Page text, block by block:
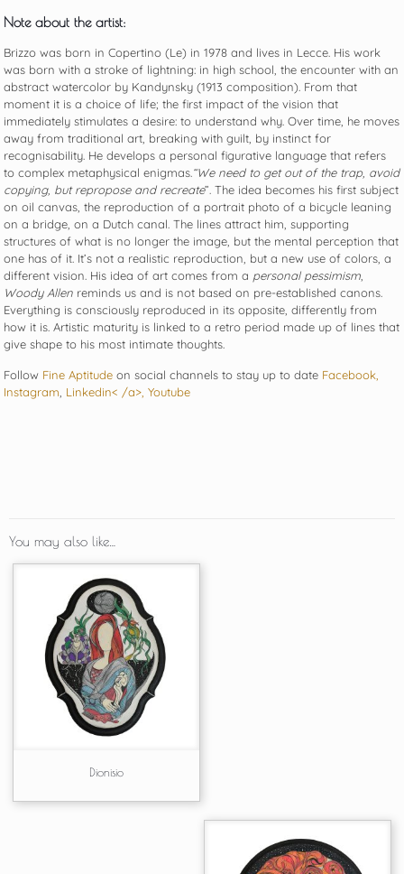
Note about the artist:
Brizzo was born in Copertino (Le) in 1978 and lives in Lecce. His work
was born with a stroke of lightning: in high school, the encounter with an
abstract watercolor by Kandynsky (1913 composition). From that
moment it is a choice of life; the first impact of the vision that
immediately stimulates a desire: to understand why. Over time, he moves
away from traditional art, breaking with guilt, by instinct for
recognisability. He develops a personal figurative language that refers
to complex metaphysical enigmas.“We need to get out of the trap, avoid
copying, but repropose and recreate”. The idea becomes his first subject
on oil canvas, the reproduction of a portrait photo of a bicycle leaning
on a bridge, on a Dutch canal. The lines attract him, supporting
structures of what is no longer the image, but the mental perception that
one has of it. It’s not a realistic reproduction, but a new use of colors, a
different vision. His idea of ​​art comes from a personal pessimism,
Woody Allen reminds us and is not based on pre-established canons.
Everything is consciously reproduced in its opposite, differently from
how it is. Artistic maturity is linked to a retro period made up of lines that
give shape to his most intimate thoughts.
Follow Fine Aptitude on social channels to stay up to date Facebook,
Instagram, Linkedin< /a>,Youtube
You may also like…
Dionisio